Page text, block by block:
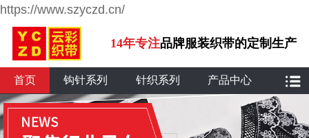
https://www.szyczd.cn/
14年专注品牌服装织带的定制生产
首页 钩针系列 针织系列 产品中心